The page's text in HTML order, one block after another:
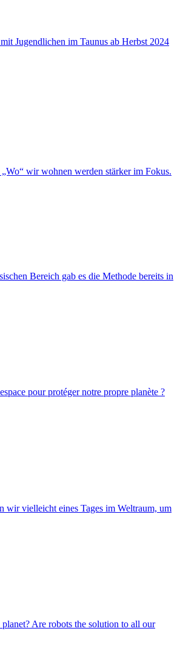
Jugendlichen im Taunus ab Herbst 2024
wir wohnen werden stärker im Fokus.
Bereich gab es die Methode bereits in
pour protéger notre propre planète ?
wir vielleicht eines Tages im Weltraum, um
Are robots the solution to all our